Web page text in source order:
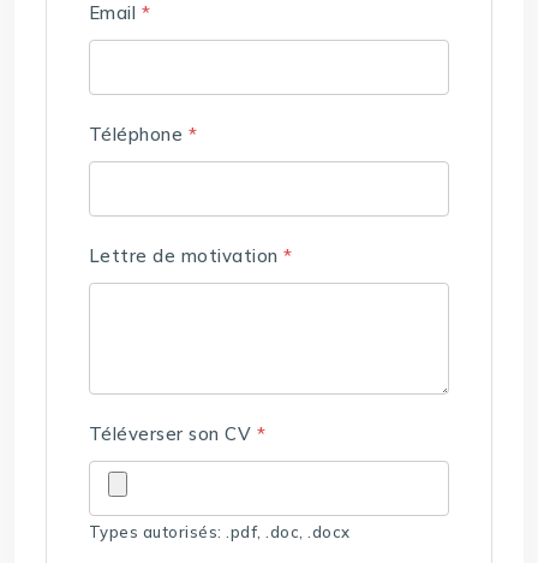
Email *
Téléphone *
Lettre de motivation*
Téléverser son CV *
Types autorisés: .pdf, .doc, .docx